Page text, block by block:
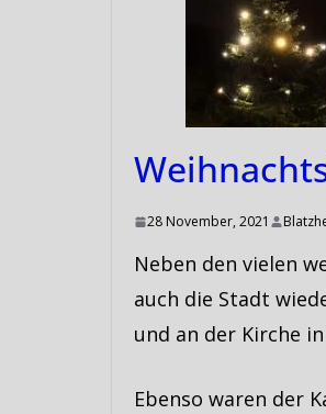
28 November, 2021
Neben den vielen
auch die Stadt
und an der Kirche
Ebenso waren der